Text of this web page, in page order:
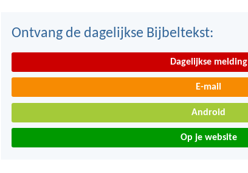
Ontvang de dagelijkse Bijbeltekst:
Dagelijkse melding
E-mail
Android
Op je website